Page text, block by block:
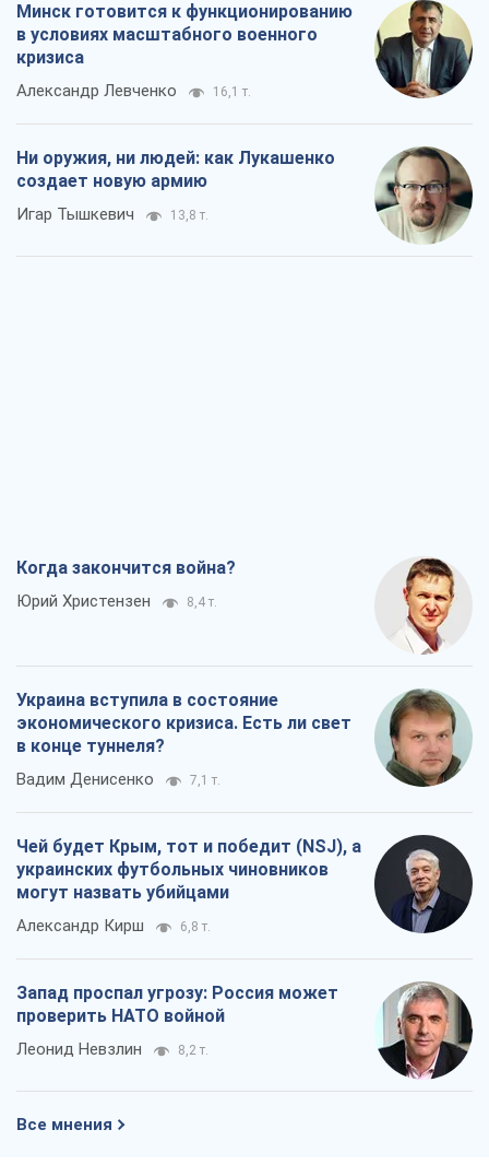
Минск готовится к функционированию
в условиях масштабного военного
кризиса
Александр Левченко 16,1 т.
Ни оружия, ни людей: как Лукашенко
создает новую армию
Игар Тышкевич 13,8 т.
Когда закончится война?
Юрий Христензен 8,4 т.
Украина вступила в состояние
экономического кризиса. Есть ли свет
в конце туннеля?
Вадим Денисенко 7,1 т.
Чей будет Крым, тот и победит (NSJ), а
украинских футбольных чиновников
могут назвать убийцами
Александр Кирш 6,8 т.
Запад проспал угрозу: Россия может
проверить НАТО войной
Леонид Невзлин 8,2 т.
Все мнения